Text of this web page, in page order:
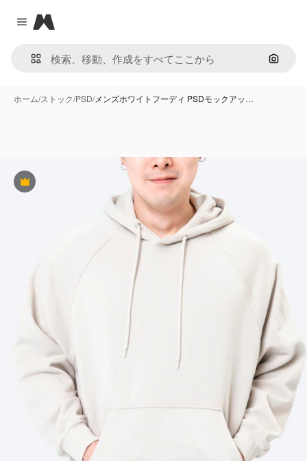
Close menu
Magnific
画像で
ホーム/ストック/PSD/メンズホワイトフーディ PSDモックアッ…
Premium